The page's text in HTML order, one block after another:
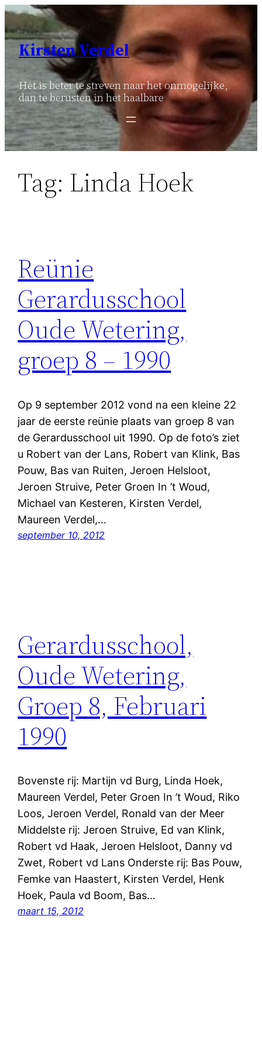
Ga
naar
inhoud
Kirsten Verdel
Het is beter te streven naar het onmogelijke,
dan te berusten in het haalbare
Tag: Linda Hoek
Reünie
Gerardusschool
Oude Wetering,
groep 8 – 1990
Op 9 september 2012 vond na een kleine 22
jaar de eerste reünie plaats van groep 8 van
de Gerardusschool uit 1990. Op de foto’s ziet
u Robert van der Lans, Robert van Klink, Bas
Pouw, Bas van Ruiten, Jeroen Helsloot,
Jeroen Struive, Peter Groen In ’t Woud,
Michael van Kesteren, Kirsten Verdel,
Maureen Verdel,…
september 10, 2012
Gerardusschool,
Oude Wetering,
Groep 8, Februari
1990
Bovenste rij: Martijn vd Burg, Linda Hoek,
Maureen Verdel, Peter Groen In ’t Woud, Riko
Loos, Jeroen Verdel, Ronald van der Meer
Middelste rij: Jeroen Struive, Ed van Klink,
Robert vd Haak, Jeroen Helsloot, Danny vd
Zwet, Robert vd Lans Onderste rij: Bas Pouw,
Femke van Haastert, Kirsten Verdel, Henk
Hoek, Paula vd Boom, Bas…
maart 15, 2012